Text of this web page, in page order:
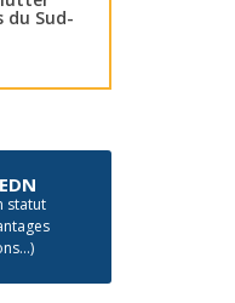
du Sud-
statut